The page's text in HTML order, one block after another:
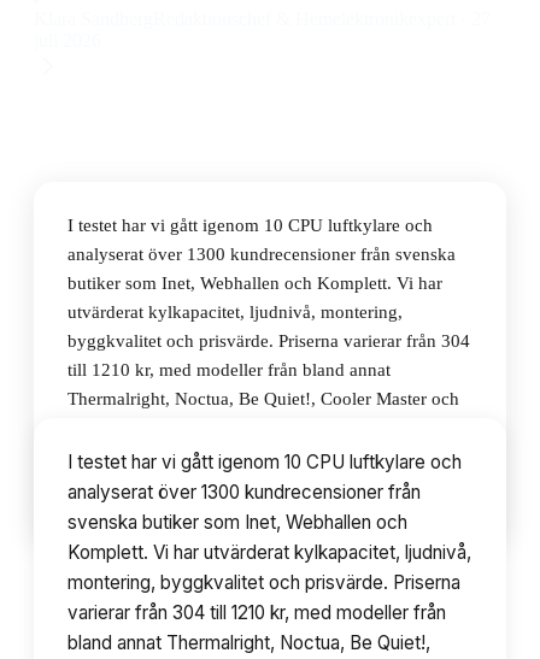
I testet har vi gått igenom 10 CPU luftkylare och
analyserat över 1300 kundrecensioner från svenska
butiker som Inet, Webhallen och Komplett. Vi har
utvärderat kylkapacitet, ljudnivå, montering,
byggkvalitet och prisvärde. Priserna varierar från 304
till 1210 kr, med modeller från bland annat
Thermalright, Noctua, Be Quiet!, Cooler Master och
Innehållsförteckning 10avsnitt
I testet har vi gått igenom 10 CPU luftkylare och
analyserat över 1300 kundrecensioner från
svenska butiker som Inet, Webhallen och
Komplett. Vi har utvärderat kylkapacitet, ljudnivå,
montering, byggkvalitet och prisvärde. Priserna
varierar från 304 till 1210 kr, med modeller från
bland annat Thermalright, Noctua, Be Quiet!,